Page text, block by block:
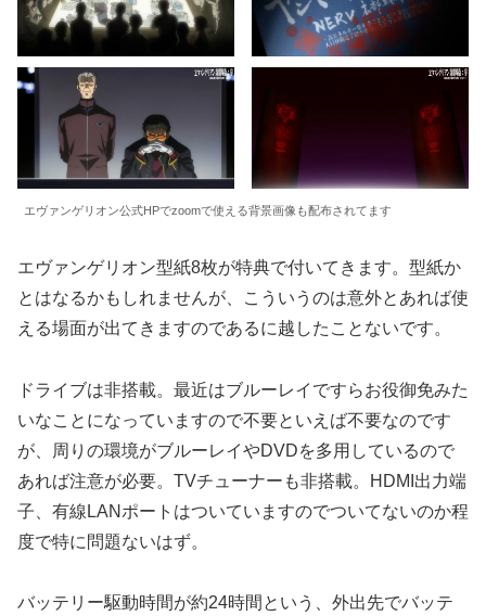
エヴァンゲリオン公式HPでzoomで使える背景画像も配布されてます
エヴァンゲリオン型紙8枚が特典で付いてきます。型紙か
とはなるかもしれませんが、こういうのは意外とあれば使
える場面が出てきますのであるに越したことないです。
ドライブは非搭載。最近はブルーレイですらお役御免みた
いなことになっていますので不要といえば不要なのです
が、周りの環境がブルーレイやDVDを多用しているので
あれば注意が必要。TVチューナーも非搭載。HDMI出力端
子、有線LANポートはついていますのでついてないのか程
度で特に問題ないはず。
バッテリー駆動時間が約24時間という、外出先でバッテ